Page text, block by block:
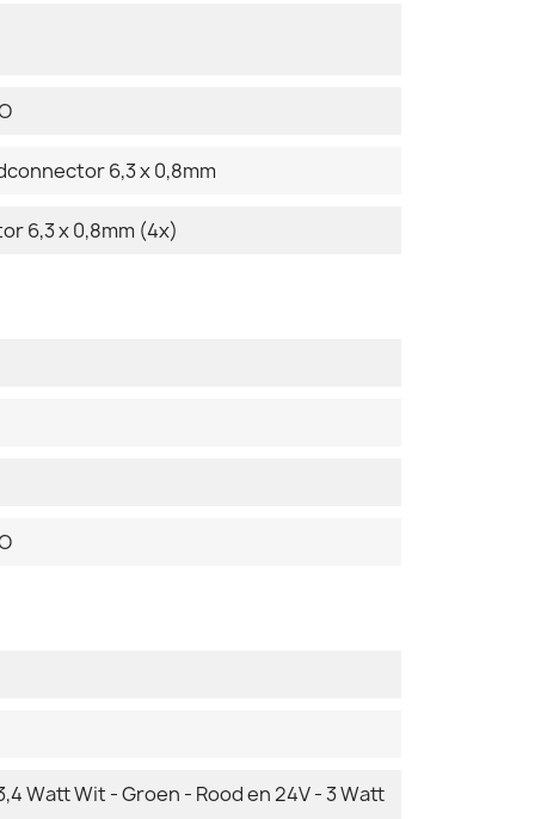
6,3 x 0,8mm
6,3 x 0,8mm (4x)
Watt Wit - Groen - Rood en 24V - 3 Watt